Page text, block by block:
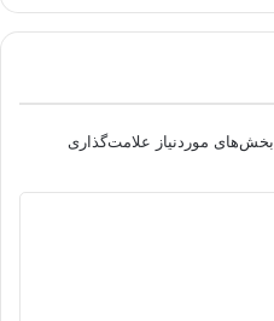
بخش‌های موردنیاز علامت‌گذاری